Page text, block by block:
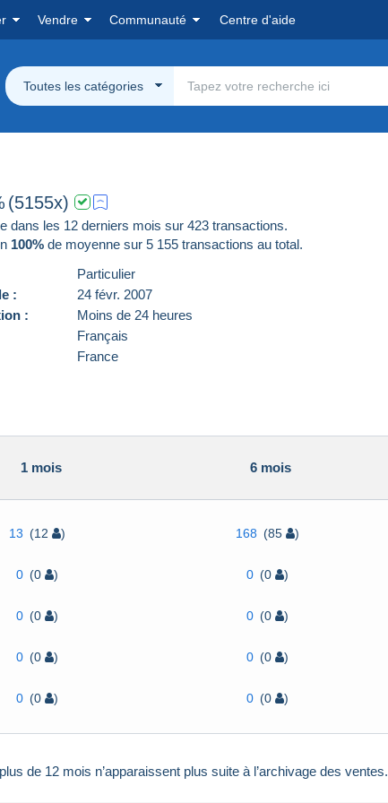
Vendre Communauté Centre d'aide
Toutes les catégories
(5155x)
dans les 12 derniers mois sur 423 transactions.
100% de moyenne sur 5 155 transactions au total.
Particulier
:
24 févr. 2007
:
Moins de 24 heures
Français
France
1 mois 6 mois
13 (12 ) 168 (85 )
0 (0 ) 0 (0 )
0 (0 ) 0 (0 )
0 (0 ) 0 (0 )
0 (0 ) 0 (0 )
de 12 mois n’apparaissent plus suite à l’archivage des ventes.